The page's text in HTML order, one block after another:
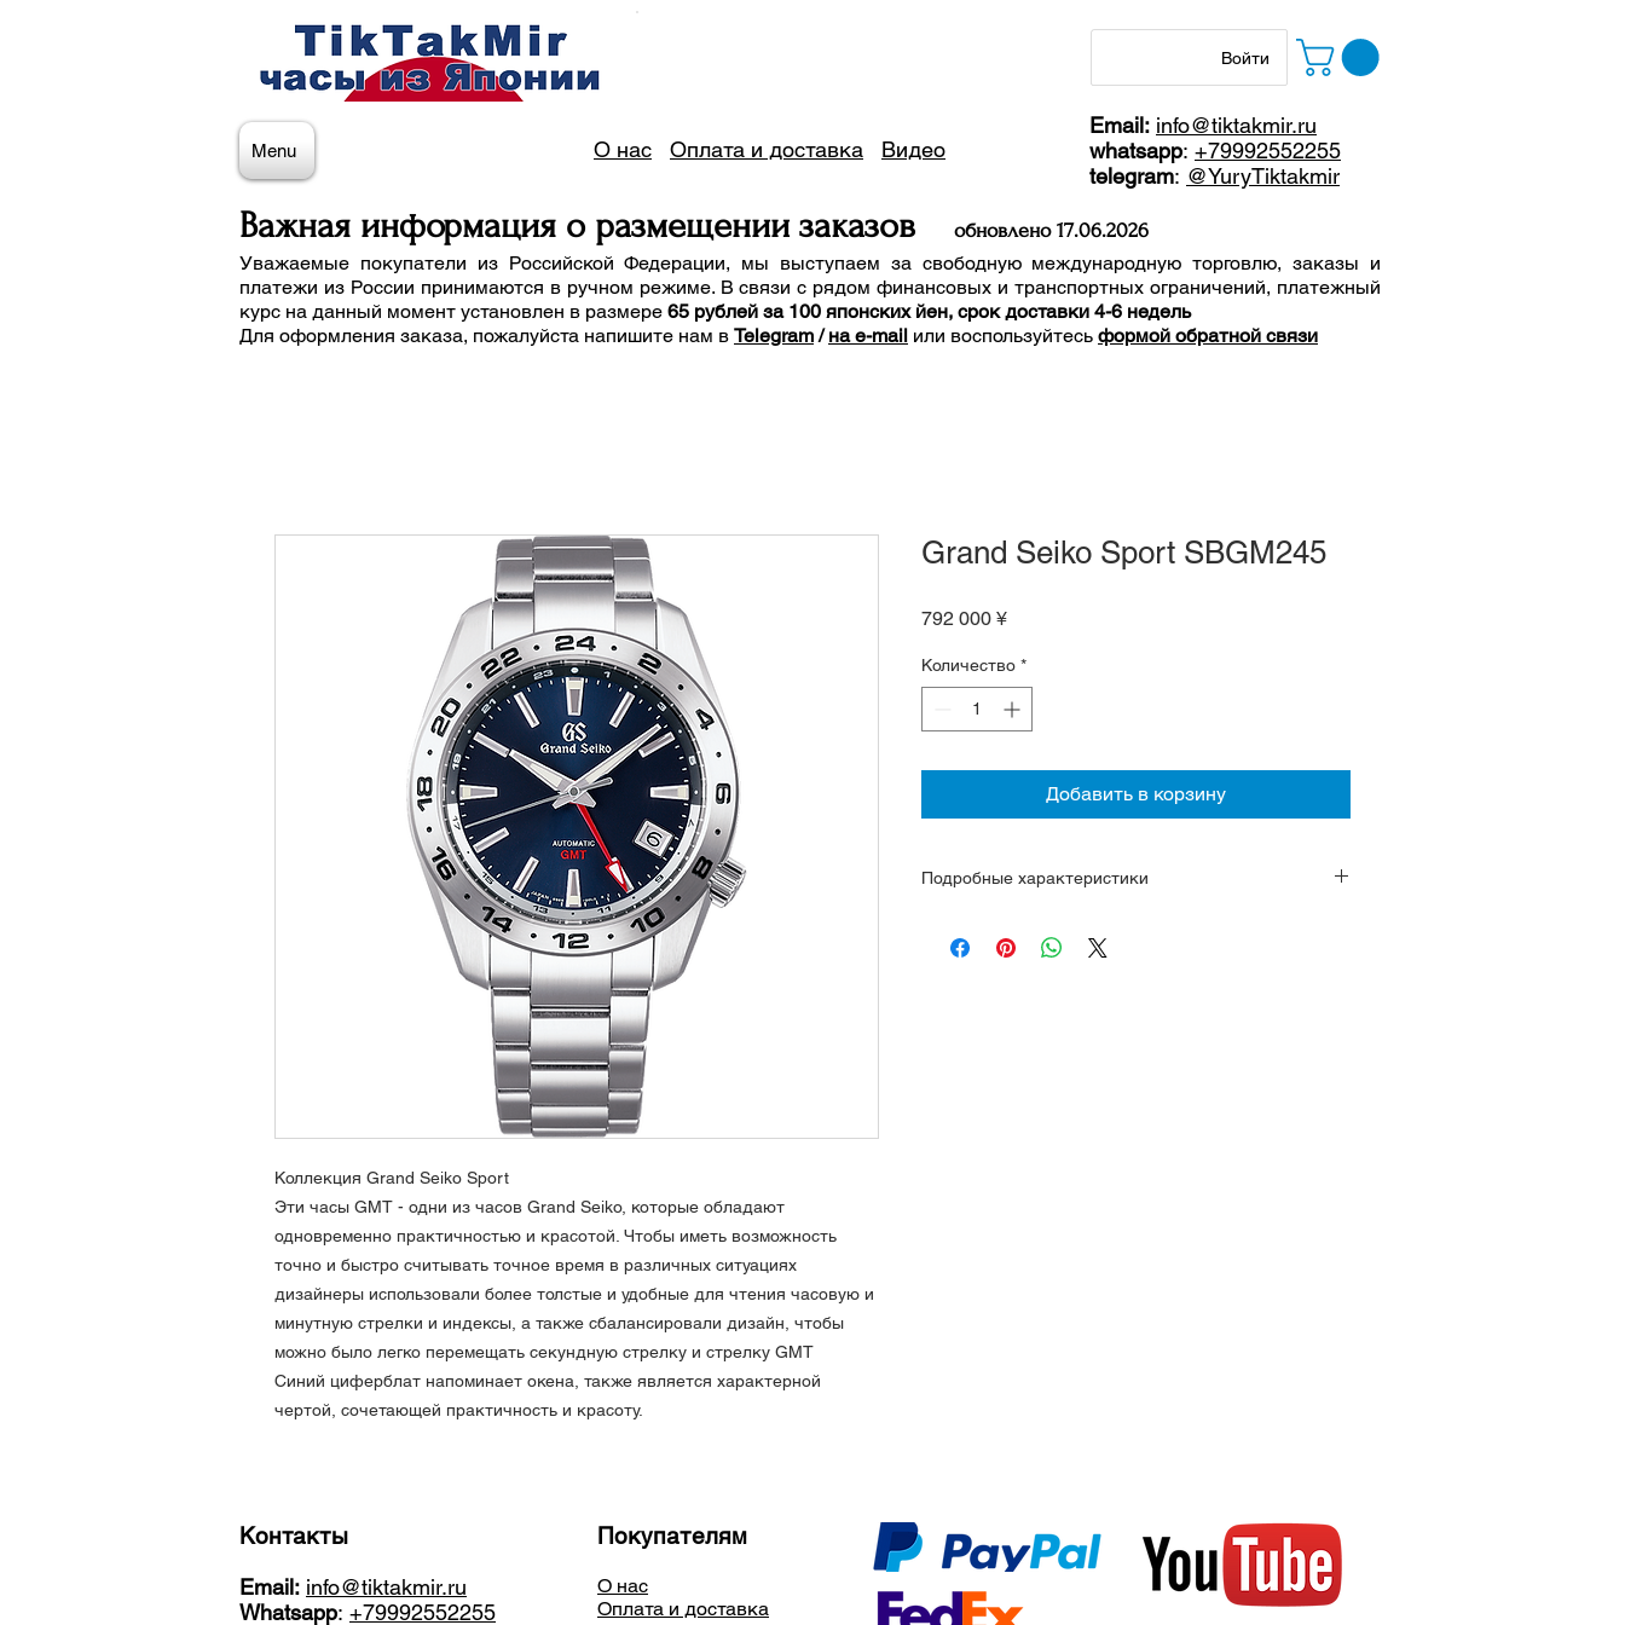
Войти
Menu О нас Оплата и доставка Видео
Email: info@tiktakmir.ru
whatsapp: +79992552255
telegram: @YuryTiktakmir
Важная информация о размещении заказов обновлено 17.06.2026
Уважаемые покупатели из Российской Федерации, мы выступаем за свободную международную торговлю, заказы и
платежи из России принимаются в ручном режиме. В связи с рядом финансовых и транспортных ограничений, платежный
курс на данный момент установлен в размере 65 рублей за 100 японских йен, срок доставки 4-6 недель
Для оформления заказа, пожалуйста напишите нам в Telegram/на e-mail или воспользуйтесь формой обратной связи
Коллекция Grand Seiko Sport
Эти часы GMT - одни из часов Grand Seiko, которые обладают
одновременно практичностью и красотой. Чтобы иметь возможность
точно и быстро считывать точное время в различных ситуациях
дизайнеры использовали более толстые и удобные для чтения часовую и
минутную стрелки и индексы, а также сбалансировали дизайн, чтобы
можно было легко перемещать секундную стрелку и стрелку GMT
Синий циферблат напоминает окена, также является характерной
чертой, сочетающей практичность и красоту.
Grand Seiko Sport SBGM245
792 000 ¥Цена
Количество *
Добавить в корзину
Подробные характеристики
часа, точность хода: среднесуточная разница от +5
Контакты
Email: info@tiktakmir.ru
Whatsapp: +79992552255
Покупателям
О нас
Оплата и доставка